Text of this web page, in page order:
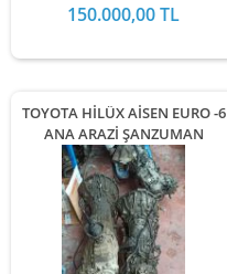
UYUMLU
150.000,00 TL
TOYOTA HİLÜX AİSEN EURO -6
ANA ARAZİ ŞANZUMAN